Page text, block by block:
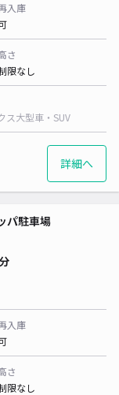
入庫
さ
限なし
ス大型車・SUV
詳細へ
パ駐車場
入庫
さ
限なし